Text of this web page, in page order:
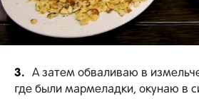
3.
А затем обваливаю в
где были мармеладки, окунаю в